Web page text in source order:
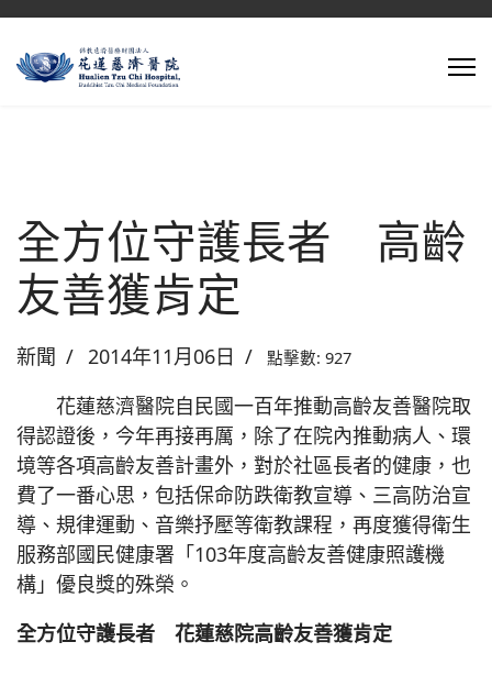
全方位守護長者 高齡
友善獲肯定
新聞 2014年11月06日 點擊數: 927
花蓮慈濟醫院自民國一百年推動高齡友善醫院取
得認證後，今年再接再厲，除了在院內推動病人、環
境等各項高齡友善計畫外，對於社區長者的健康，也
費了一番心思，包括保命防跌衛教宣導、三高防治宣
導、規律運動、音樂抒壓等衛教課程，再度獲得衛生
服務部國民健康署「103年度高齡友善健康照護機
構」優良獎的殊榮。
全方位守護長者 花蓮慈院高齡友善獲肯定